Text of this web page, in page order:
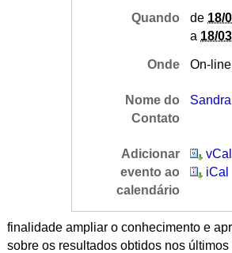
Quando de 18/
a 18/
Onde On-line
Nome do
Contato
Adicionar
evento ao
calendário
vCal
iCal
finalidade ampliar o conhecimento e
sobre os resultados obtidos nos